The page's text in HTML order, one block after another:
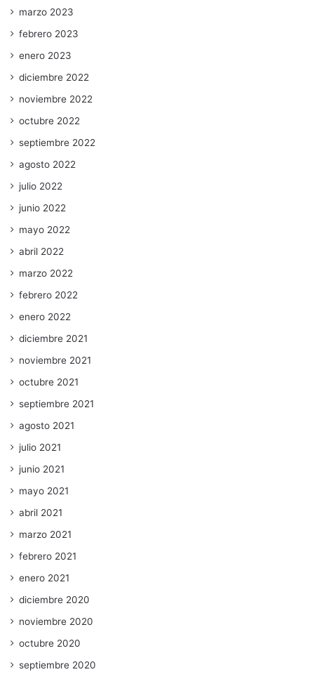
marzo 2023
febrero 2023
enero 2023
diciembre 2022
noviembre 2022
octubre 2022
septiembre 2022
agosto 2022
julio 2022
junio 2022
mayo 2022
abril 2022
marzo 2022
febrero 2022
enero 2022
diciembre 2021
noviembre 2021
octubre 2021
septiembre 2021
agosto 2021
julio 2021
junio 2021
mayo 2021
abril 2021
marzo 2021
febrero 2021
enero 2021
diciembre 2020
noviembre 2020
octubre 2020
septiembre 2020